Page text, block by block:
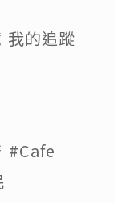
我的追蹤
#Cafe